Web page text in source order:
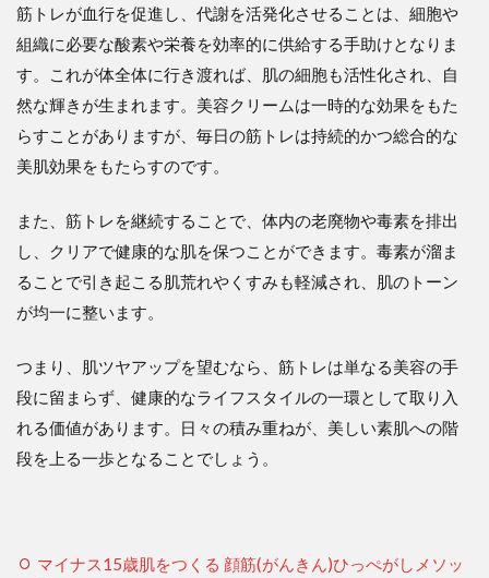
筋トレが血行を促進し、代謝を活発化させることは、細胞や
組織に必要な酸素や栄養を効率的に供給する手助けとなりま
す。これが体全体に行き渡れば、肌の細胞も活性化され、自
然な輝きが生まれます。美容クリームは一時的な効果をもた
らすことがありますが、毎日の筋トレは持続的かつ総合的な
美肌効果をもたらすのです。
また、筋トレを継続することで、体内の老廃物や毒素を排出
し、クリアで健康的な肌を保つことができます。毒素が溜ま
ることで引き起こる肌荒れやくすみも軽減され、肌のトーン
が均一に整います。
つまり、肌ツヤアップを望むなら、筋トレは単なる美容の手
段に留まらず、健康的なライフスタイルの一環として取り入
れる価値があります。日々の積み重ねが、美しい素肌への階
段を上る一歩となることでしょう。
マイナス15歳肌をつくる 顔筋(がんきん)ひっぺがしメソッ